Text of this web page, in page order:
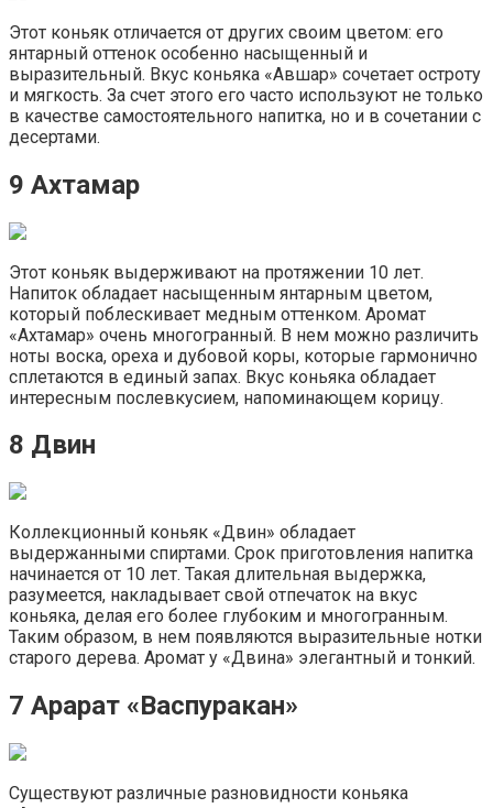
Этот коньяк отличается от других своим цветом: его
янтарный оттенок особенно насыщенный и
выразительный. Вкус коньяка «Авшар» сочетает остроту
и мягкость. За счет этого его часто используют не только
в качестве самостоятельного напитка, но и в сочетании с
десертами.
9 Ахтамар
Этот коньяк выдерживают на протяжении 10 лет.
Напиток обладает насыщенным янтарным цветом,
который поблескивает медным оттенком. Аромат
«Ахтамар» очень многогранный. В нем можно различить
ноты воска, ореха и дубовой коры, которые гармонично
сплетаются в единый запах. Вкус коньяка обладает
интересным послевкусием, напоминающем корицу.
8 Двин
Коллекционный коньяк «Двин» обладает
выдержанными спиртами. Срок приготовления напитка
начинается от 10 лет. Такая длительная выдержка,
разумеется, накладывает свой отпечаток на вкус
коньяка, делая его более глубоким и многогранным.
Таким образом, в нем появляются выразительные нотки
старого дерева. Аромат у «Двина» элегантный и тонкий.
7 Арарат «Васпуракан»
Существуют различные разновидности коньяка